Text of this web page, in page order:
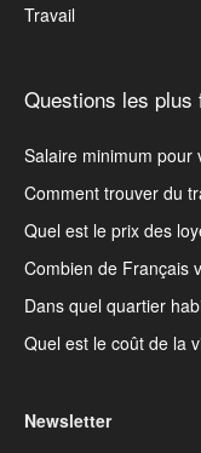
Travail
Questions les plus
Salaire minimum pour
Comment trouver du
Quel est le prix des
Combien de Français
Dans quel quartier
Quel est le coût de la
Newsletter